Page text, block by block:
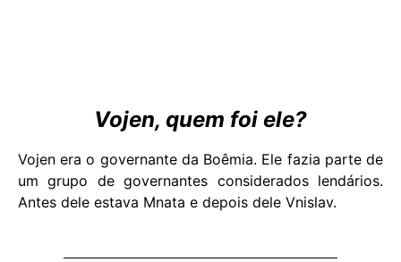
Vojen, quem foi ele?
Vojen era o governante da Boêmia. Ele fazia parte de
um grupo de governantes considerados lendários.
Antes dele estava Mnata e depois dele Vnislav.